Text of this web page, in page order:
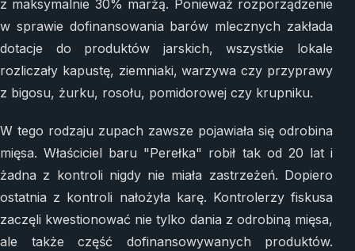
z maksymalnie 30% marżą. Ponieważ rozporządzenie
w sprawie dofinansowania barów mlecznych zakłada
dotacje do produktów jarskich, wszystkie lokale
rozliczały kapustę, ziemniaki, warzywa czy przyprawy
z bigosu, żurku, rosołu, pomidorowej czy krupniku.
W tego rodzaju zupach zawsze pojawiała się odrobina
mięsa. Właściciel baru "Perełka" robił tak od 20 lat i
żadna z kontroli nigdy nie miała zastrzeżeń. Dopiero
ostatnia z kontroli nałożyła karę. Kontrolerzy fiskusa
zaczęli kwestionować nie tylko dania z odrobiną mięsa,
ale także część dofinansowywanych produktów.